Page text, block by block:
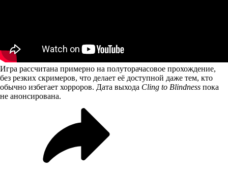
Игра рассчитана примерно на полуторачасовое прохождение,
без резких скримеров, что делает её доступной даже тем, кто
обычно избегает хорроров. Дата выхода Cling to Blindness пока
не анонсирована.